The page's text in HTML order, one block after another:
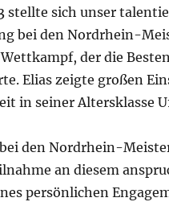
stellte sich unser
bei den Nordrhein-
der die
Elias zeigte großen
in seiner Altersklasse
den Nordrhein-
an diesem
persönlichen